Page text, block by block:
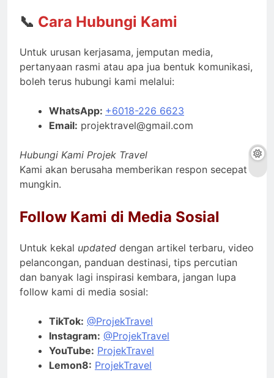
📞 Cara Hubungi Kami
Untuk urusan kerjasama, jemputan media,
pertanyaan rasmi atau apa jua bentuk komunikasi,
boleh terus hubungi kami melalui:
WhatsApp: +6018-226 6623
Email: projektravel@gmail.com
Hubungi Kami Projek Travel
Kami akan berusaha memberikan respon secepat
mungkin.
Follow Kami di Media Sosial
Untuk kekal updated dengan artikel terbaru, video
pelancongan, panduan destinasi, tips percutian
dan banyak lagi inspirasi kembara, jangan lupa
follow kami di media sosial:
TikTok: @ProjekTravel
Instagram: @ProjekTravel
YouTube: ProjekTravel
Lemon8: ProjekTravel